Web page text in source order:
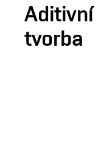
tvorba